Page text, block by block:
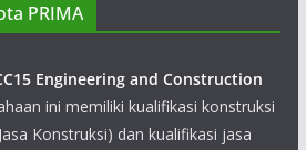
PRIMA
Engineering and Construction
ini memiliki kualifikasi konstruksi
Konstruksi) dan kualifikasi jasa